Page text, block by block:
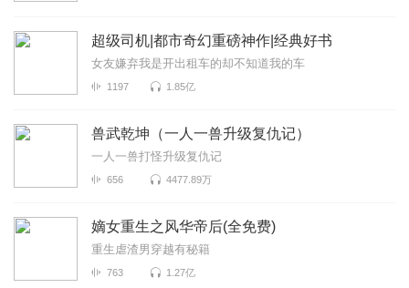
超级司机|都市奇幻重磅神作|经典好书
女友嫌弃我是开出租车的却不知道我的车
1197 1.85亿
兽武乾坤（一人一兽升级复仇记）
一人一兽打怪升级复仇记
656 4477.89万
嫡女重生之风华帝后(全免费)
重生虐渣男穿越有秘籍
763 1.27亿